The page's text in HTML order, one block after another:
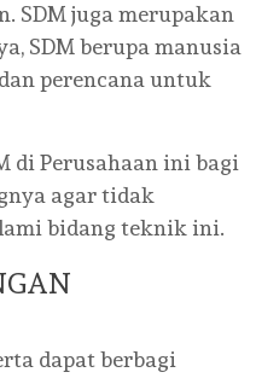
SDM juga merupakan
SDM berupa manusia
perencana untuk
di Perusahaan ini bagi
agar tidak
bidang teknik ini.
dapat berbagi